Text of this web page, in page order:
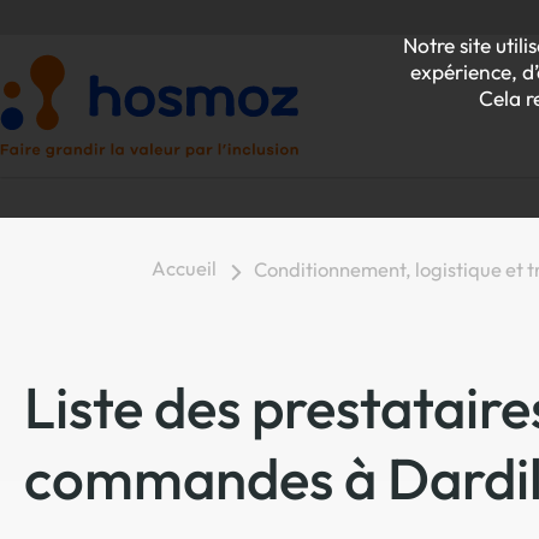
Notre site
expérience,
Cela
Accueil Conditionnement, logistique et
Liste des
commandes à